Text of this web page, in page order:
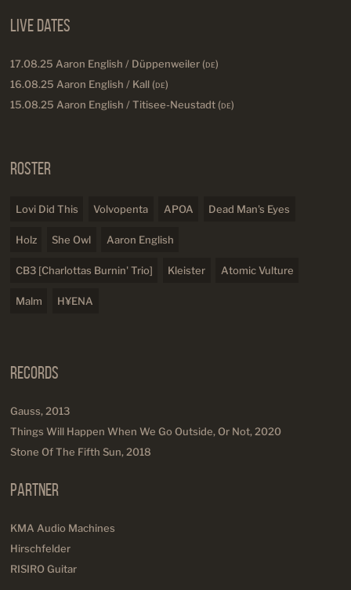
Live Dates
17.08.25 Aaron English / Düppenweiler (DE)
16.08.25 Aaron English / Kall (DE)
15.08.25 Aaron English / Titisee-Neustadt (DE)
Roster
Lovi Did This Volvopenta APOA Dead Man's Eyes
Holz She Owl Aaron English
CB3 [Charlottas Burnin' Trio] Kleister Atomic Vulture
Malm H¥ENA
Records
Gauss, 2013
Things Will Happen When We Go Outside, Or Not, 2020
Stone Of The Fifth Sun, 2018
Partner
KMA Audio Machines
Hirschfelder
RISIRO Guitar